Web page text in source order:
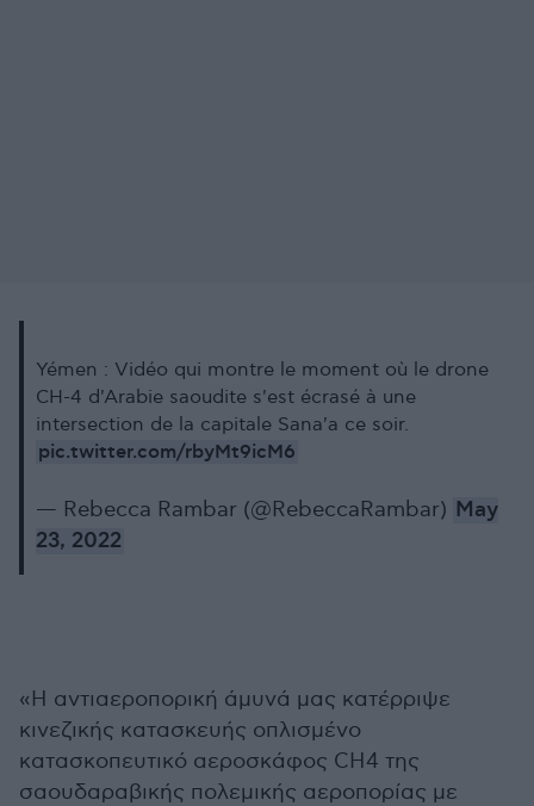
Yémen : Vidéo qui montre le moment où le drone
CH-4 d'Arabie saoudite s'est écrasé à une
intersection de la capitale Sana'a ce soir.
pic.twitter.com/rbyMt9icM6
— Rebecca Rambar (@RebeccaRambar) May
23, 2022
«Η αντιαεροπορική άμυνά μας κατέρριψε
κινεζικής κατασκευής οπλισμένο
κατασκοπευτικό αεροσκάφος CH4 της
σαουδαραβικής πολεμικής αεροπορίας με